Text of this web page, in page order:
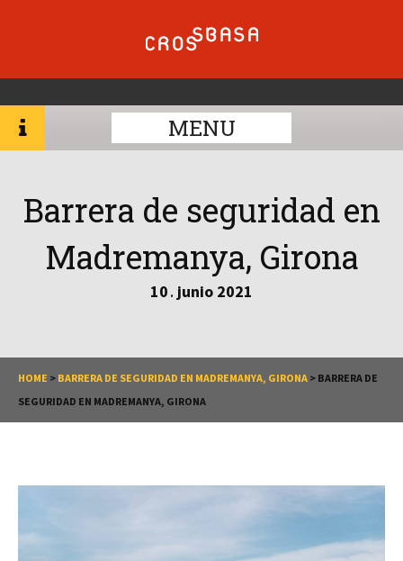
MENU
Barrera de seguridad en
Madremanya, Girona
10 . junio 2021
HOME > BARRERA DE SEGURIDAD EN MADREMANYA, GIRONA > BARRERA DE
SEGURIDAD EN MADREMANYA, GIRONA